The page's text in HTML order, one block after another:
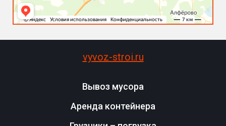
vyvoz-stroi.ru
Вывоз мусора
Аренда контейнера